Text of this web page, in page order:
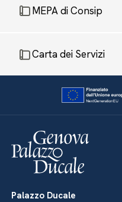
MEPA di Consip
Carta dei Servizi
Palazzo Ducale